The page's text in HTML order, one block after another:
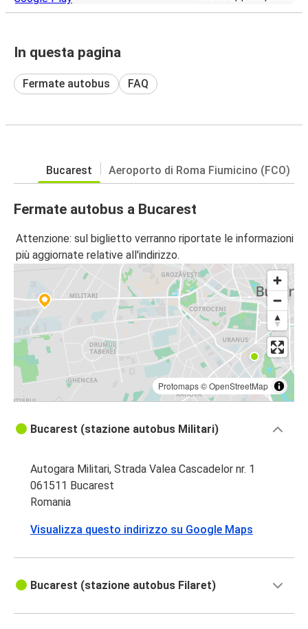
In questa pagina
Fermate autobus FAQ
Bucarest Aeroporto di Roma Fiumicino (FCO)
Fermate autobus a Bucarest
Attenzione: sul biglietto verranno riportate le informazioni
più aggiornate relative all'indirizzo.
Protomaps©OpenStreetMap
Bucarest (stazione autobus Militari)
Autogara Militari, Strada Valea Cascadelor nr. 1
061511 Bucarest
Romania
Visualizza questo indirizzo su Google Maps
Bucarest (stazione autobus Filaret)